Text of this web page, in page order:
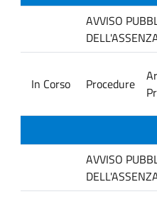
AVVISO
In Corso Procedure
AVVISO